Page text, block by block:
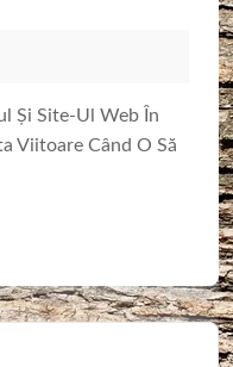
Și Site-Ul Web În
Viitoare Când O Să